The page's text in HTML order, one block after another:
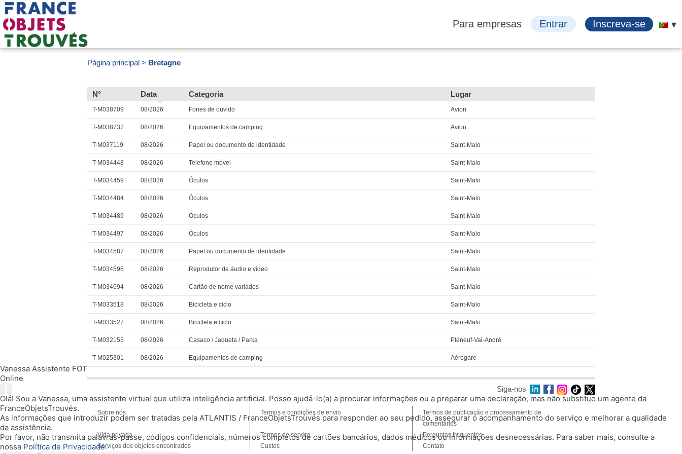
Para empresas Entrar Inscreva-se
Página principal Bretagne
N° Data Categoria Lugar
T-M038709 08/2026 Fones de ouvido Avion
T-M038737 08/2026 Equipamentos de camping Avion
T-M037119 08/2026 Papel ou documento de identidade Saint-Malo
T-M034448 08/2026 Telefone móvel Saint-Malo
T-M034459 08/2026 Óculos Saint-Malo
T-M034484 08/2026 Óculos Saint-Malo
T-M034489 08/2026 Óculos Saint-Malo
T-M034497 08/2026 Óculos Saint-Malo
T-M034587 08/2026 Papel ou documento de identidade Saint-Malo
T-M034596 08/2026 Reprodutor de áudio e vídeo Saint-Malo
T-M034694 08/2026 Cartão de nome variados Saint-Malo
T-M033518 08/2026 Bicicleta e ciclo Saint-Malo
T-M033527 08/2026 Bicicleta e ciclo Saint-Malo
T-M032155 08/2026 Casaco / Jaqueta / Parka Pléneuf-Val-André
T-M025301 08/2026 Equipamentos de camping Aérogare
Siga-nos
Sobre nós Termos e condições de envio
Termos de publicação e processamento de
comentários
Vida privada
Termos de serviço
Perguntas frequentes
Serviços dos objetos encontrados
Custos
Contato
Vanessa Assistente FOT
Online
Olá! Sou a Vanessa, uma assistente virtual que utiliza inteligência artificial. Posso ajudá-lo(a) a procurar informações ou a preparar uma declaração, mas não substituo um agente da
FranceObjetsTrouvés.
As informações que introduzir podem ser tratadas pela ATLANTIS / FranceObjetsTrouvés para responder ao seu pedido, assegurar o acompanhamento do serviço e melhorar a qualidade
da assistência.
Por favor, não transmita palavras-passe, códigos confidenciais, números completos de cartões bancários, dados médicos ou informações desnecessárias. Para saber mais, consulte a
nossa Política de Privacidade.